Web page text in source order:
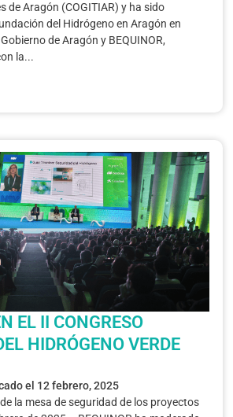
de Aragón (COGITIAR) y ha sido
del Hidrógeno en Aragón en
de Aragón y BEQUINOR,
la...
EL II CONGRESO
HIDRÓGENO VERDE
el 12 febrero, 2025
la mesa de seguridad de los proyectos